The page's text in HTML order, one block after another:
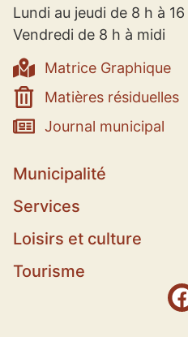
Lundi au jeudi de 8 h à 16
Vendredi de 8 h à midi
Matrice Graphique
Matières résiduelles
Journal municipal
Municipalité
Services
Loisirs et culture
Tourisme